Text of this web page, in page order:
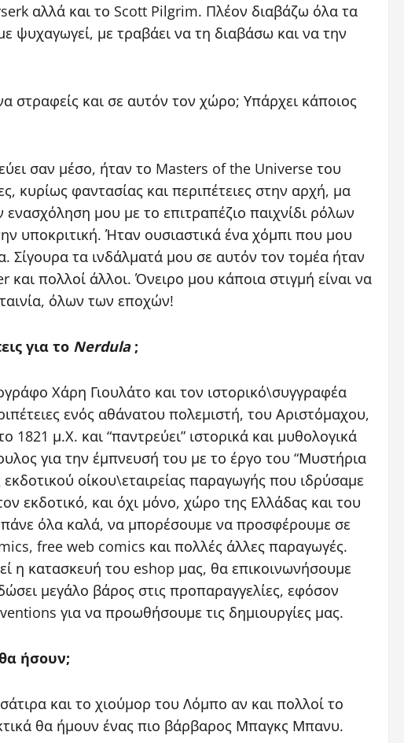
αλλά και το Scott Pilgrim. Πλέον διαβάζω όλα τα
ψυχαγωγεί, με τραβάει να τη διαβάσω και να την
στραφείς και σε αυτόν τον χώρο; Υπάρχει κάποιος
σαν μέσο, ήταν το Masters of the Universe του
κυρίως φαντασίας και περιπέτειες στην αρχή, μα
μου με το επιτραπέζιο παιχνίδι ρόλων
υποκριτική. Ήταν ουσιαστικά ένα χόμπι που μου
Σίγουρα τα ινδάλματά μου σε αυτόν τον τομέα ήταν
πολλοί άλλοι. Όνειρο μου κάποια στιγμή είναι να
όλων των εποχών!
για το Nerdula;
Χάρη Γιουλάτο και τον ιστορικό\συγγραφέα
ενός αθάνατου πολεμιστή, του Αριστόμαχου,
μ.Χ. και “παντρεύει” ιστορικά και μυθολογικά
για την έμπνευσή του με το έργο του “Μυστήρια
οίκου\εταιρείας παραγωγής που ιδρύσαμε
εκδοτικό, και όχι μόνο, χώρο της Ελλάδας και του
πάνε όλα καλά, να μπορέσουμε να προσφέρουμε σε
free web comics και πολλές άλλες παραγωγές.
η κατασκευή του eshop μας, θα επικοινωνήσουμε
μεγάλο βάρος στις προπαραγγελίες, εφόσον
για να προωθήσουμε τις δημιουργίες μας.
ήσουν;
και το χιούμορ του Λόμπο αν και πολλοί το
θα ήμουν ένας πιο βάρβαρος Μπαγκς Μπανυ.